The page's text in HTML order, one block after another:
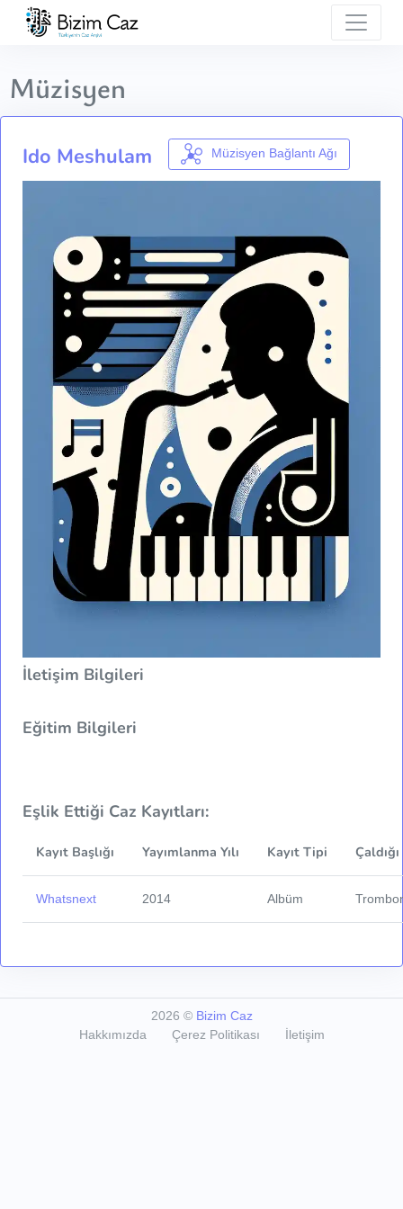
Müzisyen
Ido Meshulam Müzisyen Bağlantı Ağı
İletişim Bilgileri
Eğitim Bilgileri
Eşlik Ettiği Caz Kayıtları:
Kayıt Başlığı Yayımlanma Yılı Kayıt Tipi
Whatsnext 2014 Albüm
2026 © Bizim Caz
Hakkımızda
Çerez Politikası İletişim